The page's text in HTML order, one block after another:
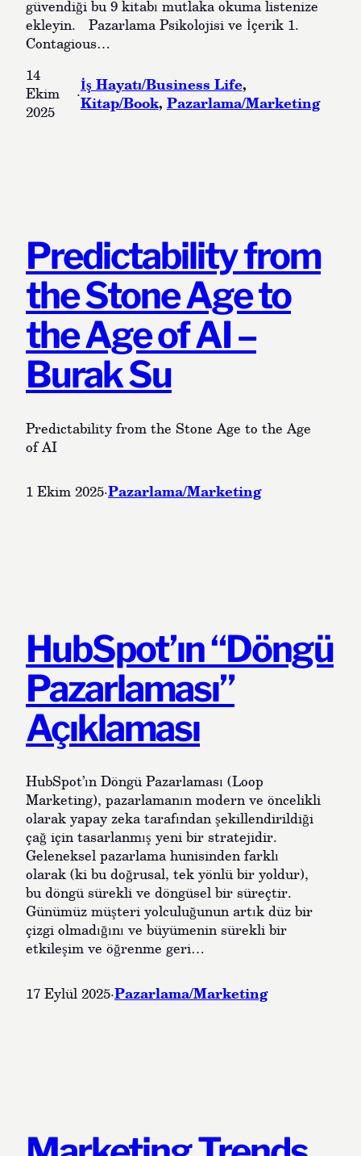
güvendiği bu 9 kitabı mutlaka okuma listenize
ekleyin. Pazarlama Psikolojisi ve İçerik 1.
Contagious…
14
Ekim
2025
·İş Hayatı/Business Life
Kitap/Book, Pazarlama/Marketing
Predictability from
the Stone Age to
the Age of AI –
Burak Su
Predictability from the Stone Age to the Age
of AI
1 Ekim 2025·Pazarlama/Marketing
HubSpot’ın “Döngü
Pazarlaması”
Açıklaması
HubSpot’ın Döngü Pazarlaması (Loop
Marketing), pazarlamanın modern ve öncelikli
olarak yapay zeka tarafından şekillendirildiği
çağ için tasarlanmış yeni bir stratejidir.
Geleneksel pazarlama hunisinden farklı
olarak (ki bu doğrusal, tek yönlü bir yoldur),
bu döngü sürekli ve döngüsel bir süreçtir.
Günümüz müşteri yolculuğunun artık düz bir
çizgi olmadığını ve büyümenin sürekli bir
etkileşim ve öğrenme geri…
17 Eylül 2025·Pazarlama/Marketing